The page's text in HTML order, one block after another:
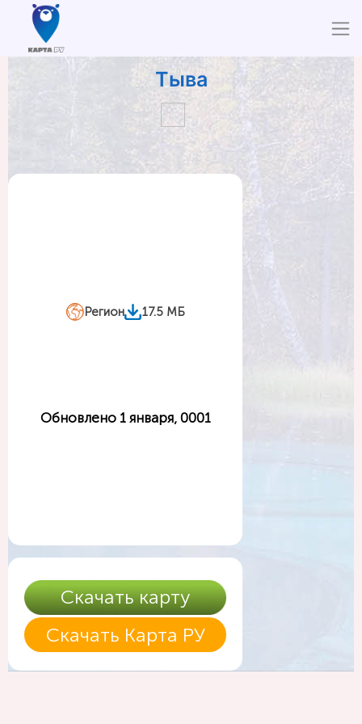
Тыва
Регион 17.5 МБ
Обновлено 1 января, 0001
Скачать карту
Скачать Карта РУ